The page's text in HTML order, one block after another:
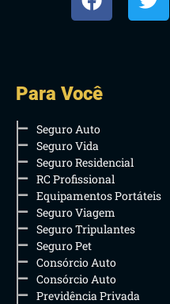
Para Você
Seguro Auto
Seguro Vida
Seguro Residencial
RC Profissional
Equipamentos Portáteis
Seguro Viagem
Seguro Tripulantes
Seguro Pet
Consórcio Auto
Consórcio Auto
Previdência Privada